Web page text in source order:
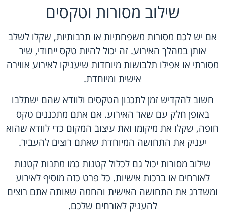
שילוב מסורות וטקסים
אם יש לכם מסורות משפחתיות או תרבותיות, שקלו לשלב
אותן במהלך האירוע. זה יכול להיות טקס ייחודי, שיר
מסורתי או אפילו תלבושות מיוחדות שיעניקו לאירוע אווירה
אישית ומיוחדת.
חשוב להקדיש זמן לתכנון הטקסים ולוודא שהם ישתלבו
באופן חלק עם שאר האירוע. אם אתם מתכננים טקס
חופה, שקלו את מיקומו ואת עיצוב המקום כדי לוודא שהוא
יעניק את התחושה המיוחדת שאתם רוצים להעביר.
שילוב מסורות יכול גם לכלול קטנות כמו מתנות קטנות
לאורחים או ברכות אישיות. כל פרט כזה מוסיף לאירוע
ומשדרג את התחושה האישית והחמה שאותה אתם רוצים
להעניק לאורחים שלכם.